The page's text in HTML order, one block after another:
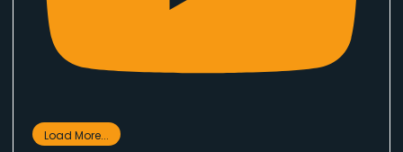
Load More...